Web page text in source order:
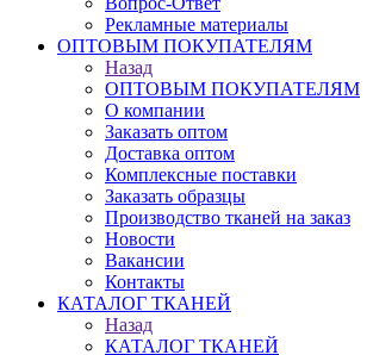
Рекламные материалы
ОПТОВЫМ ПОКУПАТЕЛЯМ
Назад
ОПТОВЫМ ПОКУПАТЕЛЯМ
О компании
Заказать оптом
Доставка оптом
Комплексные поставки
Заказать образцы
Производство тканей на заказ
Новости
Вакансии
Контакты
КАТАЛОГ ТКАНЕЙ
Назад
КАТАЛОГ ТКАНЕЙ